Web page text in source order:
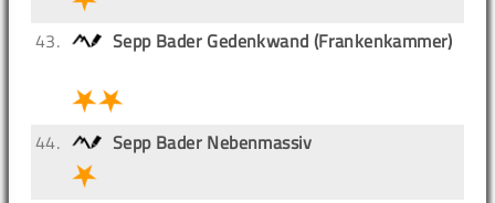
43. Sepp Bader Gedenkwand (Frankenkammer)
44. Sepp Bader Nebenmassiv